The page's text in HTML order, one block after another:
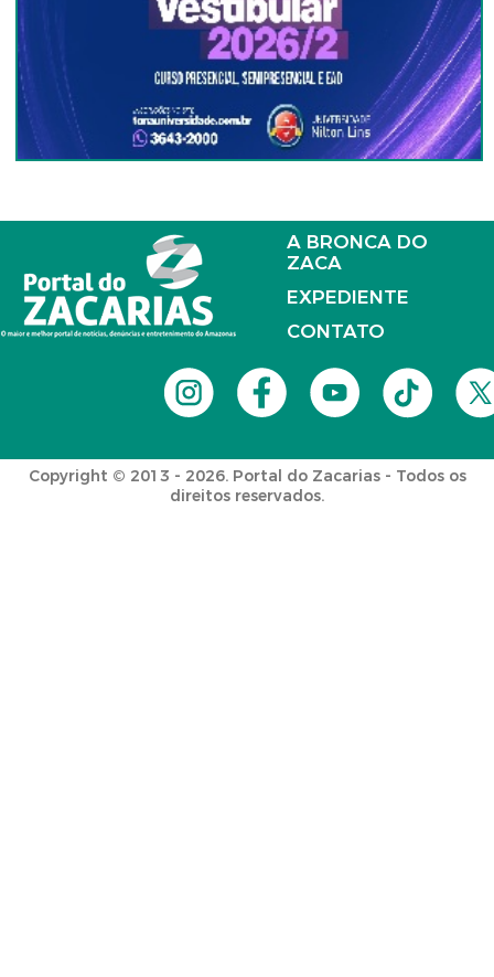
A BRONCA DO
ZACA
EXPEDIENTE
CONTATO
Copyright © 2013 - 2026. Portal do Zacarias - Todos os
direitos reservados.